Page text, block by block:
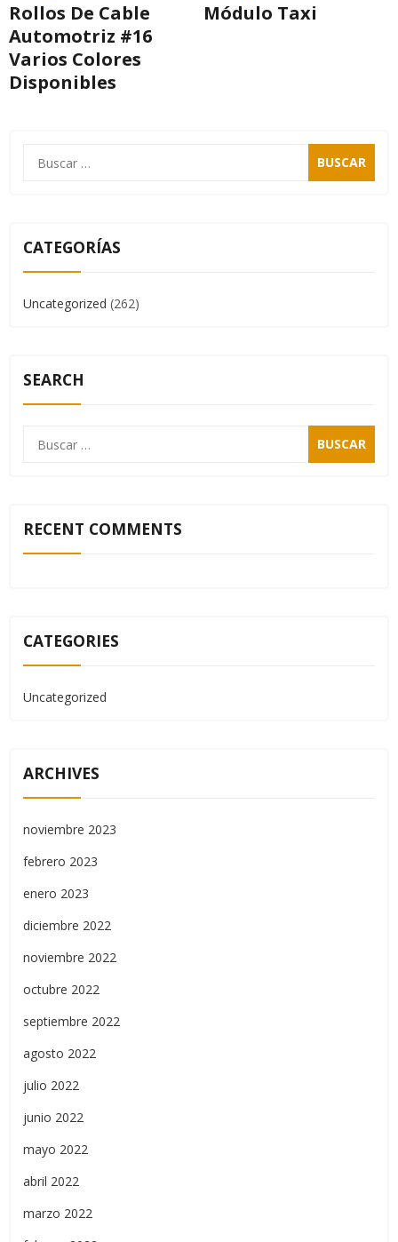
Rollos De Cable
Automotriz #16
Varios Colores
Disponibles
Módulo Taxi
CATEGORÍAS
Uncategorized (262)
SEARCH
RECENT COMMENTS
CATEGORIES
Uncategorized
ARCHIVES
noviembre 2023
febrero 2023
enero 2023
diciembre 2022
noviembre 2022
octubre 2022
septiembre 2022
agosto 2022
julio 2022
junio 2022
mayo 2022
abril 2022
marzo 2022